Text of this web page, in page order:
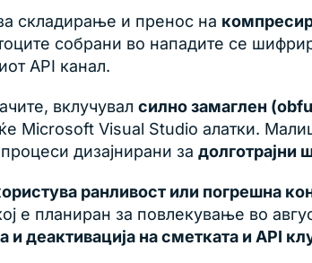
складирање и пренос на
собрани во нападите се
API канал.
вклучувал силно замаглен
Microsoft Visual Studio алатки.
дизајнирани за долготрајни
ранливост или погрешна
е планиран за повлекување во
и деактивација на сметката и API